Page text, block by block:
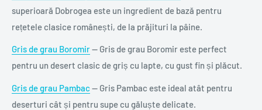
superioară Dobrogea este un ingredient de bază pentru
rețetele clasice românești, de la prăjituri la pâine.
Gris de grau Boromir— Gris de grau Boromir este perfect
pentru un desert clasic de griș cu lapte, cu gust fin și plăcut.
Gris de grau Pambac— Gris Pambac este ideal atât pentru
deserturi cât și pentru supe cu găluște delicate.